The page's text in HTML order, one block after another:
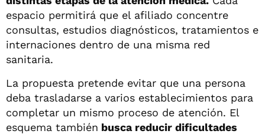
espacio permitirá que el afiliado concentre
consultas, estudios diagnósticos, tratamientos e
internaciones dentro de una misma red
sanitaria.
La propuesta pretende evitar que una persona
deba trasladarse a varios establecimientos para
completar un mismo proceso de atención. El
esquema también busca reducir dificultades